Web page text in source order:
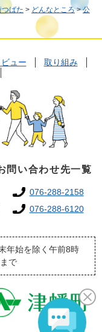
ばた > どんなところ>公
ュー
取り組み
問い合わせ先一覧
076-288-2158
076-288-6120
年始を除く午前8時
で